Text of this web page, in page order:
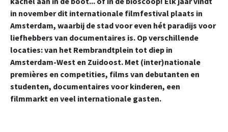
in november dit internationale filmfestival plaats in
Amsterdam, waarbij de stad voor even hét paradijs voor
liefhebbers van documentaires is. Op verschillende
locaties: van het Rembrandtplein tot diep in
Amsterdam-West en Zuidoost. Met (inter)nationale
premières en competities, films van debutanten en
studenten, documentaires voor kinderen, een
filmmarkt en veel internationale gasten.